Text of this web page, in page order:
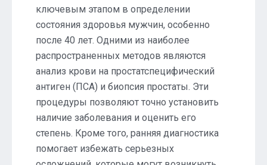
ключевым этапом в определении
состояния здоровья мужчин, особенно
после 40 лет. Одними из наиболее
распространенных методов являются
анализ крови на простатспецифический
антиген (ПСА) и биопсия простаты. Эти
процедуры позволяют точно установить
наличие заболевания и оценить его
степень. Кроме того, ранняя диагностика
помогает избежать серьезных